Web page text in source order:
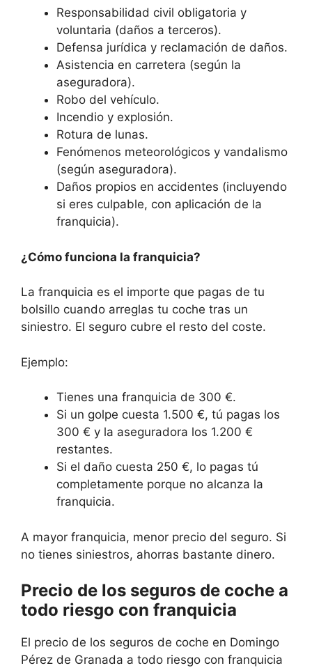
Responsabilidad civil obligatoria y
voluntaria (daños a terceros).
Defensa jurídica y reclamación de daños.
Asistencia en carretera (según la
aseguradora).
Robo del vehículo.
Incendio y explosión.
Rotura de lunas.
Fenómenos meteorológicos y vandalismo
(según aseguradora).
Daños propios en accidentes (incluyendo
si eres culpable, con aplicación de la
franquicia).
¿Cómo funciona la franquicia?
La franquicia es el importe que pagas de tu
bolsillo cuando arreglas tu coche tras un
siniestro. El seguro cubre el resto del coste.
Ejemplo:
Tienes una franquicia de 300 €.
Si un golpe cuesta 1.500 €, tú pagas los
300 € y la aseguradora los 1.200 €
restantes.
Si el daño cuesta 250 €, lo pagas tú
completamente porque no alcanza la
franquicia.
A mayor franquicia, menor precio del seguro. Si
no tienes siniestros, ahorras bastante dinero.
Precio de los seguros de coche a
todo riesgo con franquicia
El precio de los seguros de coche en Domingo
Pérez de Granada a todo riesgo con franquicia